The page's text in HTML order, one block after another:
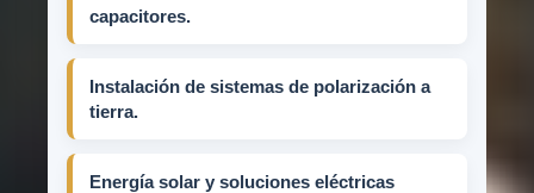
capacitores.
Instalación de sistemas de polarización a
tierra.
Energía solar y soluciones eléctricas